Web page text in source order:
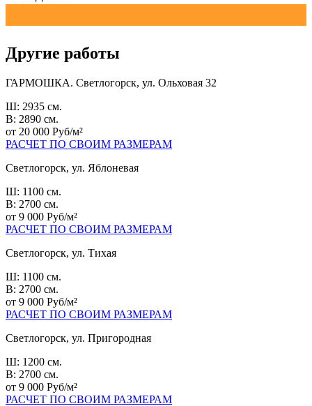
Другие работы
ГАРМОШКА. Светлогорск, ул. Ольховая 32
Ш: 2935 см.
В: 2890 см.
от 20 000 Руб/м²
РАСЧЕТ ПО СВОИМ РАЗМЕРАМ
Светлогорск, ул. Яблоневая
Ш: 1100 см.
В: 2700 см.
от 9 000 Руб/м²
РАСЧЕТ ПО СВОИМ РАЗМЕРАМ
Светлогорск, ул. Тихая
Ш: 1100 см.
В: 2700 см.
от 9 000 Руб/м²
РАСЧЕТ ПО СВОИМ РАЗМЕРАМ
Светлогорск, ул. Пригородная
Ш: 1200 см.
В: 2700 см.
от 9 000 Руб/м²
РАСЧЕТ ПО СВОИМ РАЗМЕРАМ